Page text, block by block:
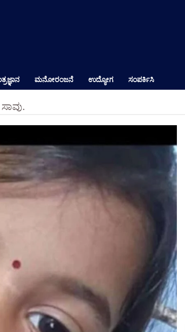
ಮನೋರಂಜನೆ ಉದ್ಯೋಗ ಸಂಪರ್ಕಿಸಿ